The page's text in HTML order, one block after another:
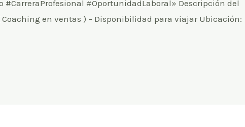
#OportunidadLaboral» Descripción del
Coaching en ventas ) – Disponibilidad para viajar Ubicación: